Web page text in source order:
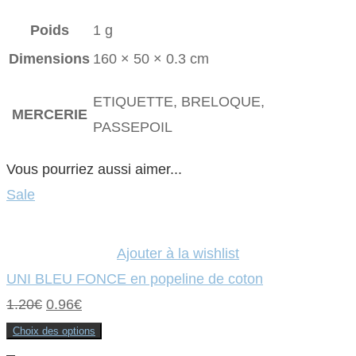
Poids
1 g
Dimensions 160 × 50 × 0.3 cm
MERCERIE
ETIQUETTE, BRELOQUE,
PASSEPOIL
Vous pourriez aussi aimer...
Sale
Ajouter à la wishlist
UNI BLEU FONCE en popeline de coton
1.20€ Le
prix
0.96€Le
prix
Choix des options
Ce